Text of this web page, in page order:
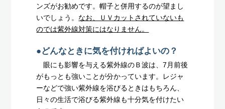
ンズがお勧めです。帽子と併用するのが望まし
いでしょう。 なお、ＵＶカットされていないも
のでは紫外線対策にはなりません。
●どんなときに気を付ければよいの？
眼にも影響を与える紫外線のＢ波は、7月前後
がもっとも強いことが分かっています。レジャ
ーなどで強い紫外線を浴びるときはもちろん、
日々の生活で浴びる紫外線も十分気を付けたい